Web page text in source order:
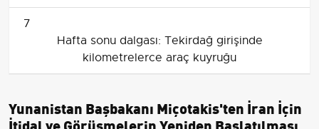
7
Hafta sonu dalgası: Tekirdağ girişinde
kilometrelerce araç kuyruğu
Yunanistan Başbakanı Miçotakis'ten İran İçin
İtidal ve Görüşmelerin Yeniden Başlatılması